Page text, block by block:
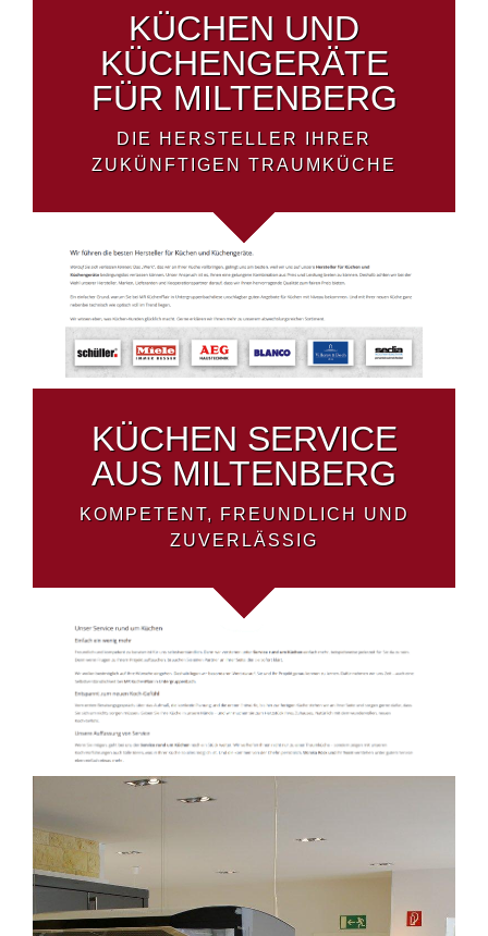
KÜCHEN UND
KÜCHENGERÄTE
FÜR MILTENBERG
DIE HERSTELLER IHRER
ZUKÜNFTIGEN TRAUMKÜCHE
KÜCHEN SERVICE
AUS MILTENBERG
KOMPETENT, FREUNDLICH UND
ZUVERLÄSSIG